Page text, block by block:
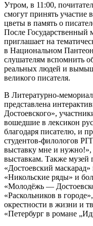
Утром, в 11:00,
смогут принять участие
цветы в память о
После Государственный
приглашает на
в Национальном
слушателям вспомнить
реальных людей и
великого писателя.
В Литературно-
представлена
Достоевского»,
вошедшие в лексикон
благодаря писателю, и
студентов-филологов
выставку мне и
выставкам. Также музей
«Достоевский
«Никольские ряды» и
«Молодёжь —
«Раскольников в
окрестности в жизни и
«Петербург в романе